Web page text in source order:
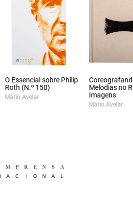
O Essencial sobre Philip
Roth (N.º 150)
Mário Avelar
Melodias no
Imagens
Mário Avelar